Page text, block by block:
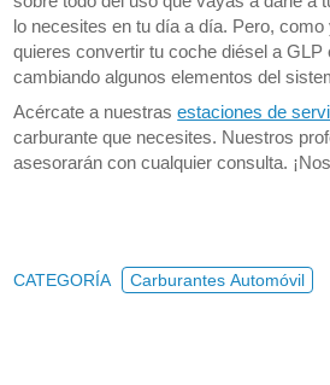
lo necesites en tu día a día. Pero,
quieres convertir tu coche diésel a GLP
cambiando algunos elementos del
Acércate a nuestrasestaciones de
carburante que necesites. Nuestros
asesorarán con cualquier consulta.
CATEGORÍA Carburantes Automóvil